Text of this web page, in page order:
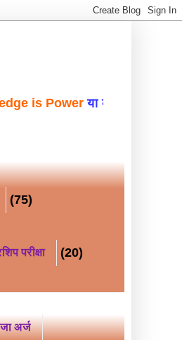
या ब्लॉगवर सहर्ष स्वागत
(75)
परीक्षा (20)
अर्ज